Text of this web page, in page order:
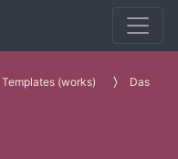
Templates (works)
Das